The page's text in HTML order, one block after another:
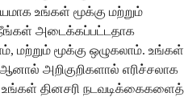
உங்கள் மூக்கு மற்றும்
அடைக்கப்பட்டதாக
மற்றும் மூக்கு ஒழுகலாம். உங்கள்
அறிகுறிகளால் எரிச்சலாக
தினசரி நடவடிக்கைகளைத்